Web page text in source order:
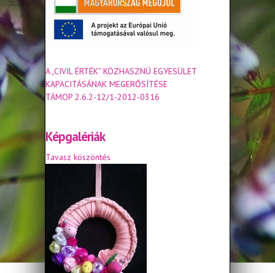
A „CIVIL ÉRTÉK” KÖZHASZNÚ EGYESÜLET
KAPACITÁSÁNAK MEGERŐSÍTÉSE
TÁMOP 2.6.2-12/1-2012-0316
Képgalériák
Tavasz köszöntés